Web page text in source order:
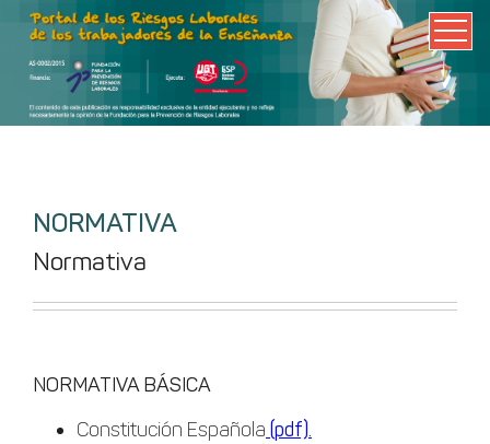
NORMATIVA
Normativa
NORMATIVA BÁSICA
Constitución Española (pdf).